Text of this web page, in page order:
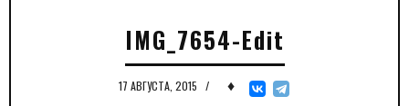
IMG_7654-Edit
17 АВГУСТА, 2015 / ♦